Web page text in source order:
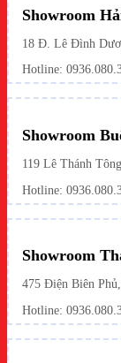
Showroom
18 Đ. Lê Đình
Hotline:
Showroom
119 Lê Thánh
Hotline:
Showroom
475 Điện Biên
Hotline: